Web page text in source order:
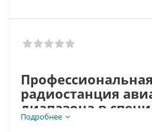
Профессиональная
радиостанция
диапазона в
комплектации для
Рабочий диапазон частот, МГц:
Подробнее